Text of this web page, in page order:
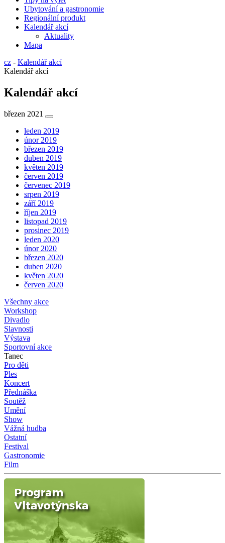
Ubytování a gastronomie
Regionální produkt
Kalendář akcí
Aktuality
Mapa
cz - Kalendář akcí
Kalendář akcí
Kalendář akcí
březen 2021
leden 2019
únor 2019
březen 2019
duben 2019
květen 2019
červen 2019
červenec 2019
srpen 2019
září 2019
říjen 2019
listopad 2019
prosinec 2019
leden 2020
únor 2020
březen 2020
duben 2020
květen 2020
červen 2020
Všechny akce
Workshop
Divadlo
Slavnosti
Výstava
Sportovní akce
Tanec
Pro děti
Ples
Koncert
Přednáška
Soutěž
Umění
Show
Vážná hudba
Ostatní
Festival
Gastronomie
Film